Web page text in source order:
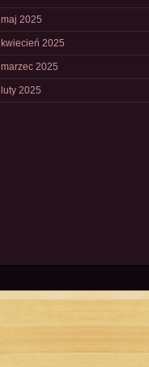
maj 2025
kwiecień 2025
marzec 2025
luty 2025